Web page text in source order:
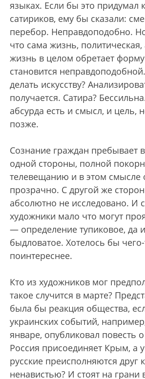
языках. Если бы это придумал
сатириков, ему бы сказали:
перебор. Неправдоподобно.
что сама жизнь, политическая,
жизнь в целом обретает
становится
делать искусству?
получается. Сатира?
абсурда есть и смысл, и цель,
позже.
Сознание граждан пребывает
одной стороны, полной
телевещанию и в этом смысле
прозрачно. С другой же
абсолютно не исследовано. И
художники мало что могут
— определение тупиковое, да
быдловатое. Хотелось бы
поинтереснее.
Кто из художников мог
такое случится в марте?
была бы реакция общества,
украинских событий,
январе, опубликовал повесть
Россия присоединяет Крым, а
русские преисполняются друг
ненавистью? И стоят на